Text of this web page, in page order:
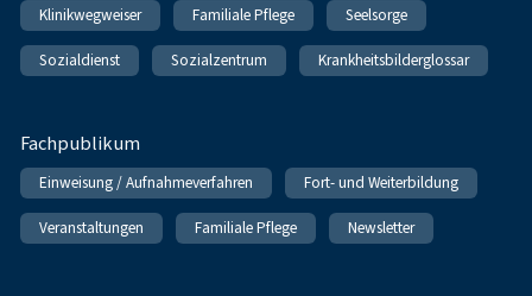
Klinikwegweiser Familiale Pflege Seelsorge
Sozialdienst Sozialzentrum Krankheitsbilderglossar
Fachpublikum
Einweisung / Aufnahmeverfahren Fort- und Weiterbildung
Veranstaltungen Familiale Pflege Newsletter